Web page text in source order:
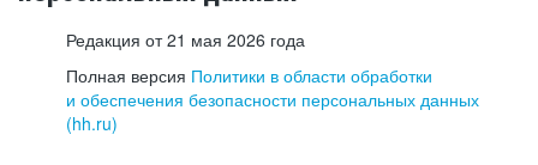
Редакция от 21 мая 2026 года
Полная версия Политики в области обработки
и обеспечения безопасности персональных данных
(hh.ru)